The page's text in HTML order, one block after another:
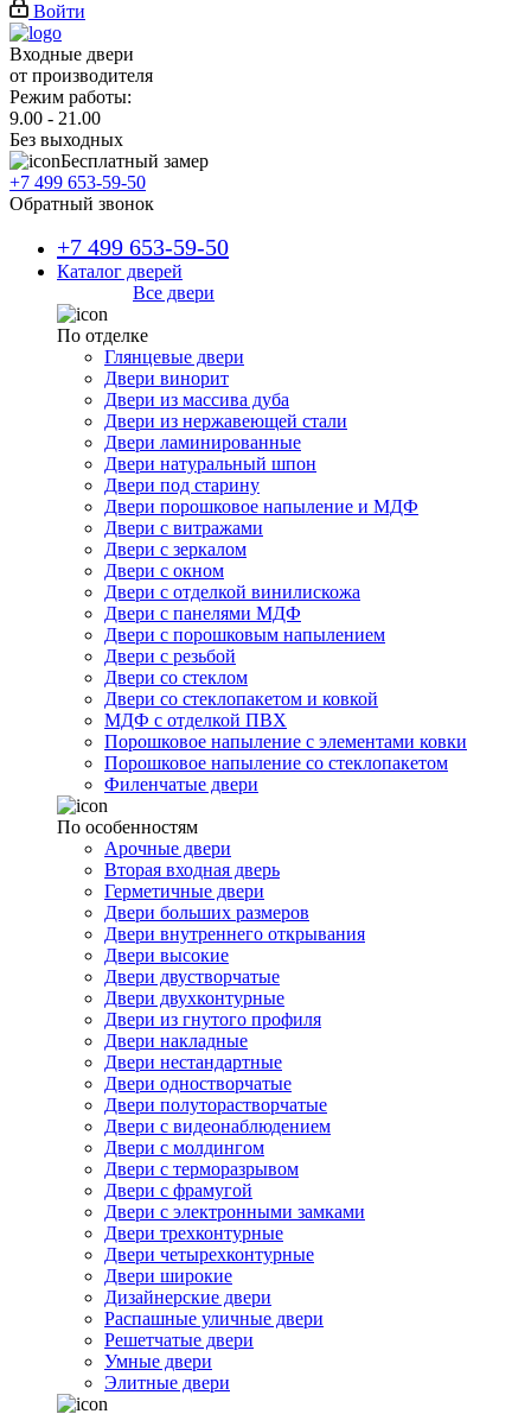
Войти
Входные двери
от производителя
Режим работы:
9.00 - 21.00
Без выходных
Бесплатный замер
+7 499 653-59-50
Обратный звонок
+7 499 653-59-50
Каталог дверей
Все двери
По отделке
Глянцевые двери
Двери винорит
Двери из массива дуба
Двери из нержавеющей стали
Двери ламинированные
Двери натуральный шпон
Двери под старину
Двери порошковое напыление и МДФ
Двери с витражами
Двери с зеркалом
Двери с окном
Двери с отделкой винилискожа
Двери с панелями МДФ
Двери с порошковым напылением
Двери с резьбой
Двери со стеклом
Двери со стеклопакетом и ковкой
МДФ с отделкой ПВХ
Порошковое напыление с элементами ковки
Порошковое напыление со стеклопакетом
Филенчатые двери
По особенностям
Арочные двери
Вторая входная дверь
Герметичные двери
Двери больших размеров
Двери внутреннего открывания
Двери высокие
Двери двустворчатые
Двери двухконтурные
Двери из гнутого профиля
Двери накладные
Двери нестандартные
Двери одностворчатые
Двери полуторастворчатые
Двери с видеонаблюдением
Двери с молдингом
Двери с терморазрывом
Двери с фрамугой
Двери с электронными замками
Двери трехконтурные
Двери четырехконтурные
Двери широкие
Дизайнерские двери
Распашные уличные двери
Решетчатые двери
Умные двери
Элитные двери